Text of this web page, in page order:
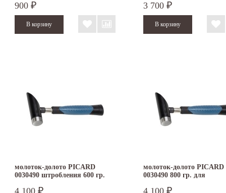
900 ₽ 3 700 ₽
молоток-долото PICARD
0030490 штробления 600 гр.
₽
молоток-долото PICARD
0030490 800 гр. для
₽